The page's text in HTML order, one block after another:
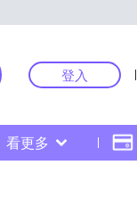
登入
看更多